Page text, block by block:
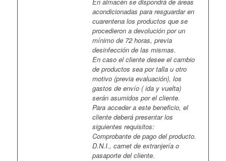
En almacén se dispondrá de áreas
acondicionadas para resguardar en
cuarentena los productos que se
procedieron a devolución por un
mínimo de 72 horas, previa
desinfección de las mismas.
En caso el cliente desee el cambio
de productos sea por talla u otro
motivo (previa evaluación), los
gastos de envío ( ida y vuelta)
serán asumidos por el cliente.
Para acceder a este beneficio, el
cliente deberá presentar los
siguientes requisitos:
Comprobante de pago del producto.
D.N.I., carnet de extranjería o
pasaporte del cliente.